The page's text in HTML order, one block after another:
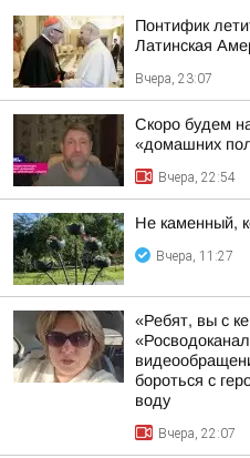
Понтифик
Латинская
Вчера, 23:07
Скоро будем
«домашних
Вчера, 22:54
Не каменный,
Вчера, 11:27
«Ребят, вы с
бороться с
воду
Вчера, 22:07